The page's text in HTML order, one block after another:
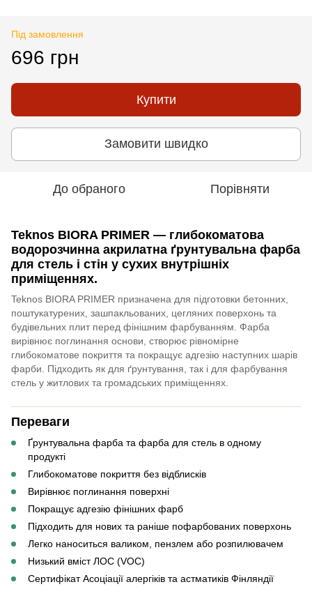
Під замовлення
696 грн
Купити
Замовити швидко
До обраного Порівняти
Teknos BIORA PRIMER — глибокоматова
водорозчинна акрилатна ґрунтувальна фарба
для стель і стін у сухих внутрішніх
приміщеннях.
Teknos BIORA PRIMER призначена для підготовки бетонних,
поштукатурених, зашпакльованих, цегляних поверхонь та
будівельних плит перед фінішним фарбуванням. Фарба
вирівнює поглинання основи, створює рівномірне
глибокоматове покриття та покращує адгезію наступних шарів
фарби. Підходить як для ґрунтування, так і для фарбування
стель у житлових та громадських приміщеннях.
Переваги
Ґрунтувальна фарба та фарба для стель в одному
продукті
Глибокоматове покриття без відблисків
Вирівнює поглинання поверхні
Покращує адгезію фінішних фарб
Підходить для нових та раніше пофарбованих поверхонь
Легко наноситься валиком, пензлем або розпилювачем
Низький вміст ЛОС (VOC)
Сертифікат Асоціації алергіків та астматиків Фінляндії